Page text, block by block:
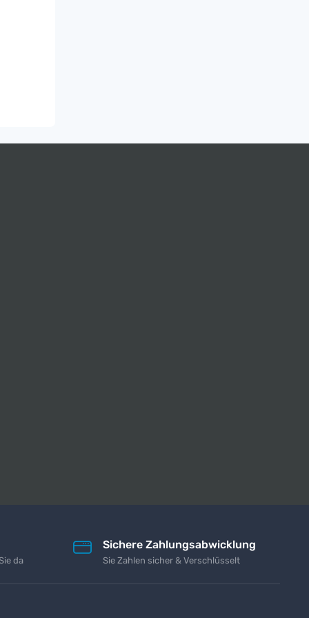
da
Sichere Zahlungsabwicklung
Sie Zahlen sicher & Verschlüsselt